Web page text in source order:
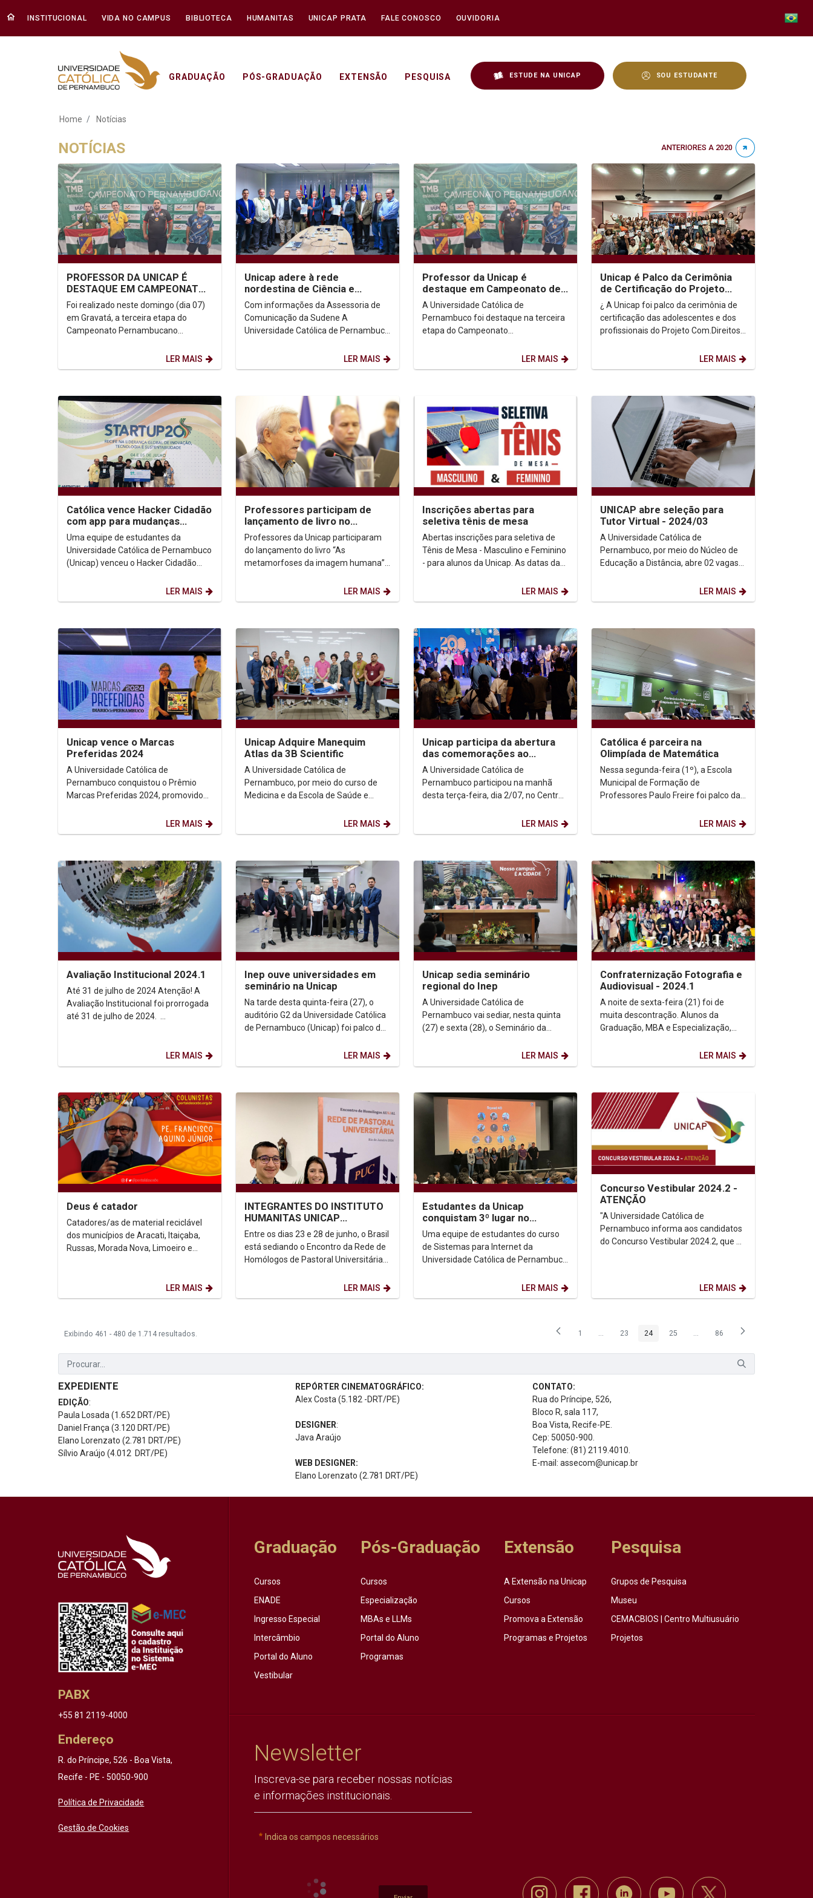
INSTITUCIONAL VIDA NO CAMPUS BIBLIOTECA HUMANITAS UNICAP PRATA FALE CONOSCO OUVIDORIA
GRADUAÇÃO PÓS-GRADUAÇÃO EXTENSÃO PESQUISA ESTUDE NA UNICAP SOU ESTUDANTE
Notícias - Unicap
Home Notícias
NOTÍCIAS ANTERIORES A 2020
PROFESSOR DA UNICAP É
DESTAQUE EM CAMPEONATO
DE TÊNIS DE MESA
Foi realizado neste domingo (dia 07)
em Gravatá, a terceira etapa do
Campeonato Pernambucano
LER MAIS
Unicap adere à rede
nordestina de Ciência e
Tecnologia via Sudene
Com informações da Assessoria de
Comunicação da Sudene A
Universidade Católica de Pernambuco
LER MAIS
Professor da Unicap é
destaque em Campeonato de
Tênis de Mesa
A Universidade Católica de
Pernambuco foi destaque na terceira
etapa do Campeonato
Mesa. A competição foi disputada
no...
LER MAIS
Unicap é Palco da Cerimônia
de Certificação do Projeto
Com.Direitos
¿ A Unicap foi palco da cerimônia de
certificação das adolescentes e dos
profissionais do Projeto Com.Direitos,
LER MAIS
Católica vence Hacker Cidadão
com app para mudanças
climáticas
Uma equipe de estudantes da
Universidade Católica de Pernambuco
(Unicap) venceu o Hacker Cidadão
LER MAIS
Professores participam de
lançamento de livro no
Agreste
Professores da Unicap participaram
do lançamento do livro “As
metamorfoses da imagem humana”.
LER MAIS
Inscrições abertas para
seletiva tênis de mesa
Abertas inscrições para seletiva de
Tênis de Mesa - Masculino e Feminino
- para alunos da Unicap. As datas das
LER MAIS
UNICAP abre seleção para
Tutor Virtual - 2024/03
A Universidade Católica de
Pernambuco, por meio do Núcleo de
Educação a Distância, abre 02 vagas
LER MAIS
Unicap vence o Marcas
Preferidas 2024
A Universidade Católica de
Pernambuco conquistou o Prêmio
Marcas Preferidas 2024, promovido
ficou em primeiro lugar na...LER MAIS
Unicap Adquire Manequim
Atlas da 3B Scientific
A Universidade Católica de
Pernambuco, por meio do curso de
Medicina e da Escola de Saúde e
manequim para treinamento e...
LER MAIS
Unicap participa da abertura
das comemorações ao
Bicentenário da Confederação
do Equador
A Universidade Católica de
Pernambuco participou na manhã
desta terça-feira, dia 2/07, no Centro
LER MAIS
Católica é parceira na
Olimpíada de Matemática
Nessa segunda-feira (1º), a Escola
Municipal de Formação de
Professores Paulo Freire foi palco da
LER MAIS
Avaliação Institucional 2024.1
Até 31 de julho de 2024 Atenção! A
Avaliação Institucional foi prorrogada
até 31 de julho de 2024.
LER MAIS
Inep ouve universidades em
seminário na Unicap
Na tarde desta quinta-feira (27), o
auditório G2 da Universidade Católica
de Pernambuco (Unicap) foi palco da
LER MAIS
Unicap sedia seminário
regional do Inep
A Universidade Católica de
Pernambuco vai sediar, nesta quinta
(27) e sexta (28), o Seminário da
LER MAIS
Confraternização Fotografia e
Audiovisual - 2024.1
A noite de sexta-feira (21) foi de
muita descontração. Alunos da
Graduação, MBA e Especialização,
LER MAIS
Deus é catador
Catadores/as de material reciclável
dos municípios de Aracati, Itaiçaba,
Russas, Morada Nova, Limoeiro e
LER MAIS
INTEGRANTES DO INSTITUTO
HUMANITAS UNICAP
PARTICIPAM DO ENCONTRO
DA REDE DE PASTORAL...
Entre os dias 23 e 28 de junho, o Brasil
está sediando o Encontro da Rede de
Homólogos de Pastoral Universitária
LER MAIS
Estudantes da Unicap
conquistam 3º lugar no
Demoday do Porto Digital
Uma equipe de estudantes do curso
de Sistemas para Internet da
Universidade Católica de Pernambuco
LER MAIS
Concurso Vestibular 2024.2 -
ATENÇÃO
"A Universidade Católica de
Pernambuco informa aos candidatos
do Concurso Vestibular 2024.2, que os
LER MAIS
Exibindo 461 - 480 de 1.714 resultados. Página
1 ...Páginas intermediárias Usar ABA para navegar.
Página
23 Página
24 Página
25 ...Páginas intermediárias Usar ABA
Página
86
EXPEDIENTE
EDIÇÃO:
Paula Losada (1.652 DRT/PE)
Daniel França (3.120 DRT/PE)
Elano Lorenzato (2.781 DRT/PE)
Sílvio Araújo (4.012 DRT/PE)
REPÓRTER CINEMATOGRÁFICO:
Alex Costa (5.182 -DRT/PE)
DESIGNER:
Java Araújo
WEB DESIGNER:
Elano Lorenzato (2.781 DRT/PE)
CONTATO:
Rua do Príncipe, 526,
Bloco R, sala 117,
Boa Vista, Recife-PE.
Cep: 50050-900.
Telefone: (81) 2119.4010.
E-mail: assecom@unicap.br
PABX
+55 81 2119-4000
Endereço
R. do Príncipe, 526 - Boa Vista,
Recife - PE - 50050-900
Política de Privacidade
Gestão de Cookies
Graduação
Cursos
ENADE
Ingresso Especial
Intercâmbio
Portal do Aluno
Vestibular
Pós-Graduação
Cursos
Especialização
MBAs e LLMs
Portal do Aluno
Programas
Extensão
A Extensão na Unicap
Cursos
Promova a Extensão
Programas e Projetos
Pesquisa
Grupos de Pesquisa
Museu
CEMACBIOS | Centro Multiusuário
Projetos
Newsletter
Inscreva-se para receber nossas notícias
e informações institucionais.
Indica os campos necessários